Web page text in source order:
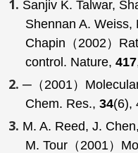
Sanjiv K. Talwar,
Shennan A. Weiss,
Chapin（2002）
control. Nature, 417
─（2001）
Chem. Res., 34(6),
M. A. Reed, J.
M. Tour（2001）